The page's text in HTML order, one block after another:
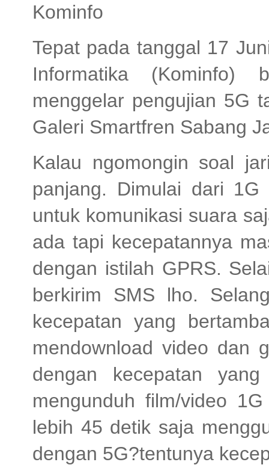
Kominfo
Tepat pada tanggal 17
Informatika (Kominfo)
menggelar pengujian 5G
Galeri Smartfren Sabang
Kalau ngomongin soal
panjang. Dimulai dari
untuk komunikasi suara
ada tapi kecepatannya
dengan istilah GPRS.
berkirim SMS lho.
kecepatan yang
mendownload video dan
dengan kecepatan
mengunduh film/video
lebih 45 detik saja
dengan 5G?tentunya